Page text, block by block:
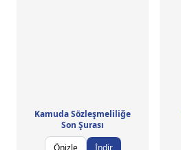
Kamuda Sözleşmeliliğe
Son Şurası
Önizle
İndir